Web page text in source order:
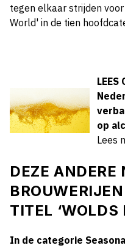
tegen elkaar strijden
World' in de tien
LEES
op
Lees
DEZE ANDERE
TITEL ‘WOLDS
In de categorie